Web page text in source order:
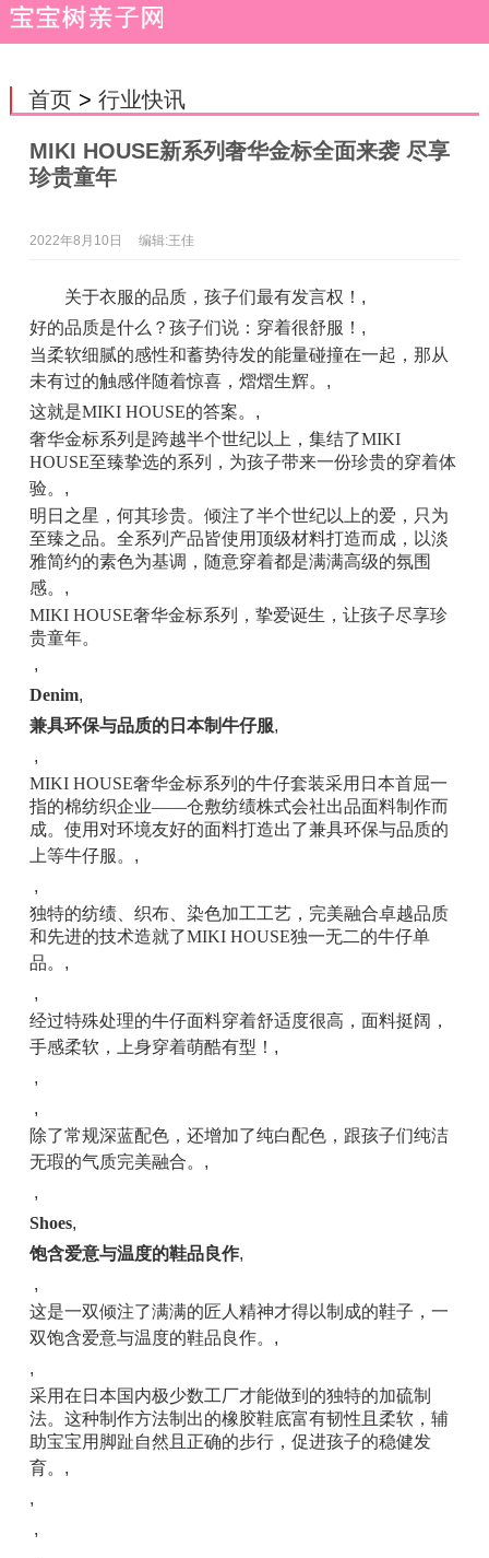
首页> 行业快讯
MIKI HOUSE新系列奢华金标全面来袭 尽享
珍贵童年
2022年8月10日 编辑:王佳
关于衣服的品质，孩子们最有发言权！ ,
好的品质是什么？孩子们说：穿着很舒服！ ,
当柔软细腻的感性和蓄势待发的能量碰撞在一起，那从
未有过的触感伴随着惊喜，熠熠生辉。 ,
这就是MIKI HOUSE的答案。 ,
奢华金标系列是跨越半个世纪以上，集结了MIKI
HOUSE至臻挚选的系列，为孩子带来一份珍贵的穿着体
验。 ,
明日之星，何其珍贵。倾注了半个世纪以上的爱，只为
至臻之品。全系列产品皆使用顶级材料打造而成，以淡
雅简约的素色为基调，随意穿着都是满满高级的氛围
感。 ,
MIKI HOUSE奢华金标系列，挚爱诞生，让孩子尽享珍
贵童年。
,
Denim,
兼具环保与品质的日本制牛仔服,
,
MIKI HOUSE奢华金标系列的牛仔套装采用日本首屈一
指的棉纺织企业——仓敷纺绩株式会社出品面料制作而
成。使用对环境友好的面料打造出了兼具环保与品质的
上等牛仔服。 ,
,
独特的纺绩、织布、染色加工工艺，完美融合卓越品质
和先进的技术造就了MIKI HOUSE独一无二的牛仔单
品。 ,
,
经过特殊处理的牛仔面料穿着舒适度很高，面料挺阔，
手感柔软，上身穿着萌酷有型！ ,
,
,
除了常规深蓝配色，还增加了纯白配色，跟孩子们纯洁
无瑕的气质完美融合。 ,
,
Shoes,
饱含爱意与温度的鞋品良作,
,
这是一双倾注了满满的匠人精神才得以制成的鞋子，一
双饱含爱意与温度的鞋品良作。 ,
,
采用在日本国内极少数工厂才能做到的独特的加硫制
法。这种制作方法制出的橡胶鞋底富有韧性且柔软，辅
助宝宝用脚趾自然且正确的步行，促进孩子的稳健发
育。 ,
,
,